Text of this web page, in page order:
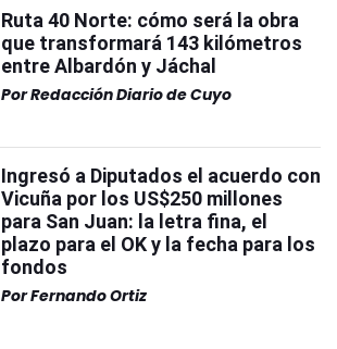
Ruta 40 Norte: cómo será la obra
que transformará 143 kilómetros
entre Albardón y Jáchal
PorRedacción Diario de Cuyo
Ingresó a Diputados el acuerdo con
Vicuña por los US$250 millones
para San Juan: la letra fina, el
plazo para el OK y la fecha para los
fondos
PorFernando Ortiz